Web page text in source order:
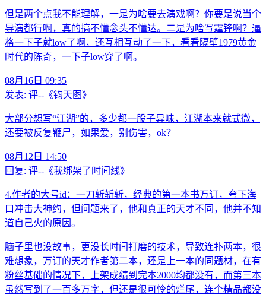
但是两个点我不能理解，一是为啥要去演戏啊？你要是说当个
导演都行啊，真的搞不懂念头不懂达。二是为啥写霆锋啊？逼
格一下子就low了啊，还互相互动了一下，看看隔壁1979黄金
时代的陈奇，一下子low穿了啊。
08月16日 09:35
发表: 评--《钧天图》
大部分想写“江湖”的，多少都一股子异味，江湖本来就式微，
还要被反复鞭尸，如果爱，别伤害，ok？
08月12日 14:50
回复: 评--《我绑架了时间线》
4.作者的大号id：一刀斩斩斩，经典的第一本书万订，夸下海
口冲击大神约，但问题来了，他和真正的天才不同，他并不知
道自己火的原因。
脑子里也没故事，更没长时间打磨的技术，导致连扑两本，很
难想象，万订的天才作者第二本，还是上一本的同题材，在有
粉丝基础的情况下，上架成绩到完本2000均都没有，而第三本
虽然写到了一百多万字，但还是很可怜的烂尾，连个精品都没